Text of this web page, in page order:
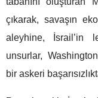
çıkarak, savaşın
aleyhine, İsrail’in
unsurlar,
bir askeri